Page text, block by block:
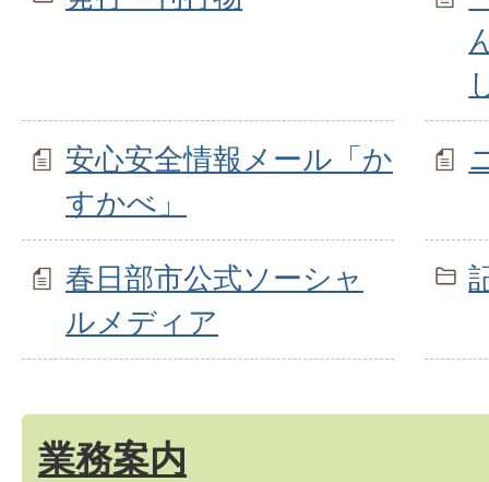
安心安全情報メール「か
すかべ」
春日部市公式ソーシャ
ルメディア
業務案内